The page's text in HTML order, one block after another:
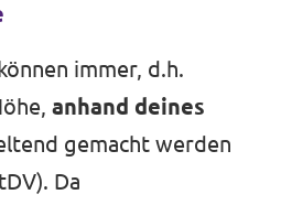
immer, d.h.
anhand deines
gemacht werden
. Da